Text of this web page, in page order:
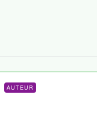
AUTEUR